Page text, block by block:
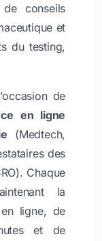
conseils
et
du testing,
de
en ligne
(Medtech,
des
Chaque
la
ligne, de
et de